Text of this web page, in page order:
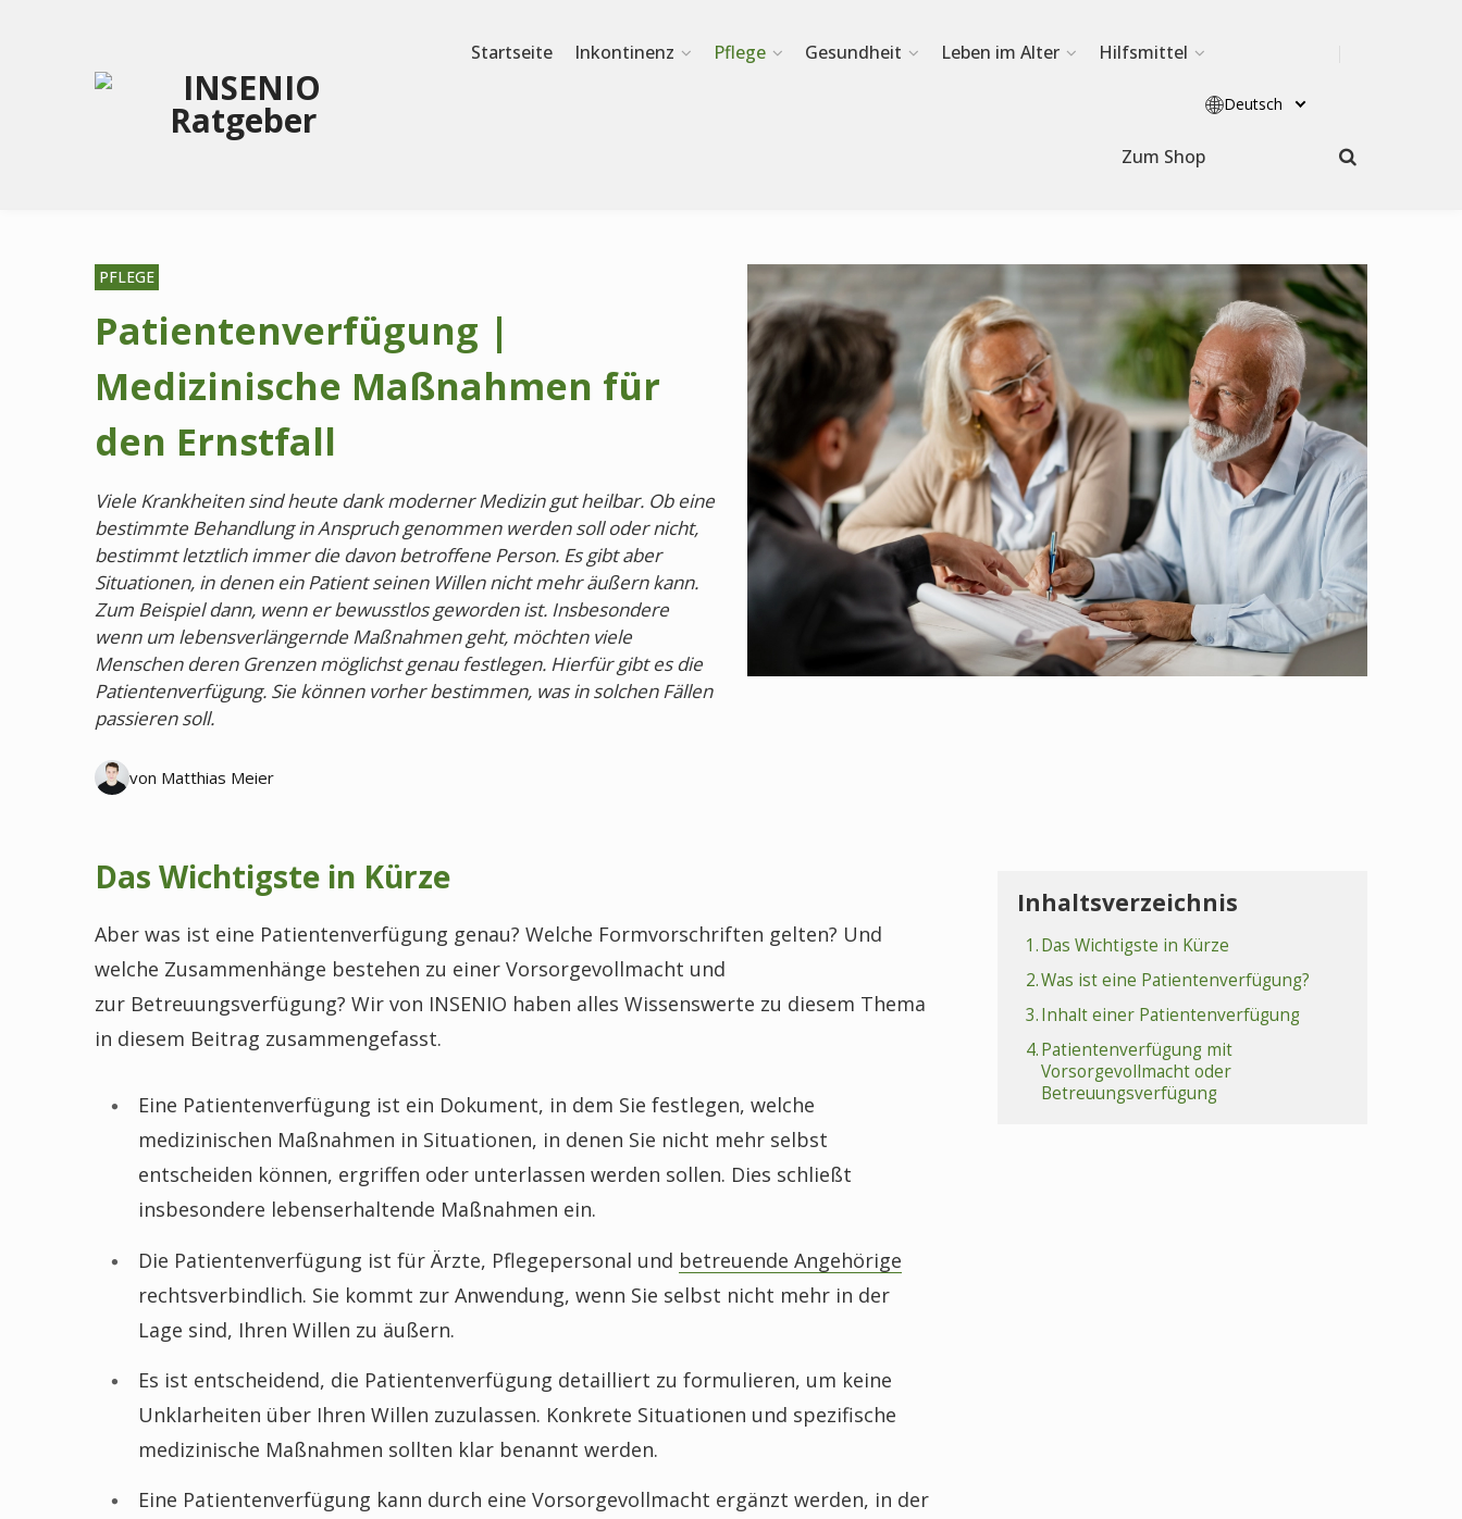
Startseite Inkontinenz Pflege Gesundheit Leben im Alter Hilfsmittel
Zum Shop
Deutsch
PFLEGE
Patientenverfügung |
Medizinische Maßnahmen für
den Ernstfall
Viele Krankheiten sind heute dank moderner Medizin gut heilbar. Ob eine
bestimmte Behandlung in Anspruch genommen werden soll oder nicht,
bestimmt letztlich immer die davon betroffene Person. Es gibt aber
Situationen, in denen ein Patient seinen Willen nicht mehr äußern kann.
Zum Beispiel dann, wenn er bewusstlos geworden ist. Insbesondere
wenn um lebensverlängernde Maßnahmen geht, möchten viele
Menschen deren Grenzen möglichst genau festlegen. Hierfür gibt es die
Patientenverfügung. Sie können vorher bestimmen, was in solchen Fällen
passieren soll.
von Matthias Meier
Das Wichtigste in Kürze
Aber was ist eine Patientenverfügung genau? Welche Formvorschriften gelten? Und
welche Zusammenhänge bestehen zu einer Vorsorgevollmacht und
zur Betreuungsverfügung? Wir von INSENIO haben alles Wissenswerte zu diesem Thema
in diesem Beitrag zusammengefasst.
Eine Patientenverfügung ist ein Dokument, in dem Sie festlegen, welche
medizinischen Maßnahmen in Situationen, in denen Sie nicht mehr selbst
entscheiden können, ergriffen oder unterlassen werden sollen. Dies schließt
insbesondere lebenserhaltende Maßnahmen ein.
Die Patientenverfügung ist für Ärzte, Pflegepersonal und betreuende Angehörige
rechtsverbindlich. Sie kommt zur Anwendung, wenn Sie selbst nicht mehr in der
Lage sind, Ihren Willen zu äußern.
Es ist entscheidend, die Patientenverfügung detailliert zu formulieren, um keine
Unklarheiten über Ihren Willen zuzulassen. Konkrete Situationen und spezifische
medizinische Maßnahmen sollten klar benannt werden.
Eine Patientenverfügung kann durch eine Vorsorgevollmacht ergänzt werden, in der
Inhaltsverzeichnis
1.Das Wichtigste in Kürze
2.Was ist eine Patientenverfügung?
3.Inhalt einer Patientenverfügung
4.Patientenverfügung mit
Vorsorgevollmacht oder
Betreuungsverfügung